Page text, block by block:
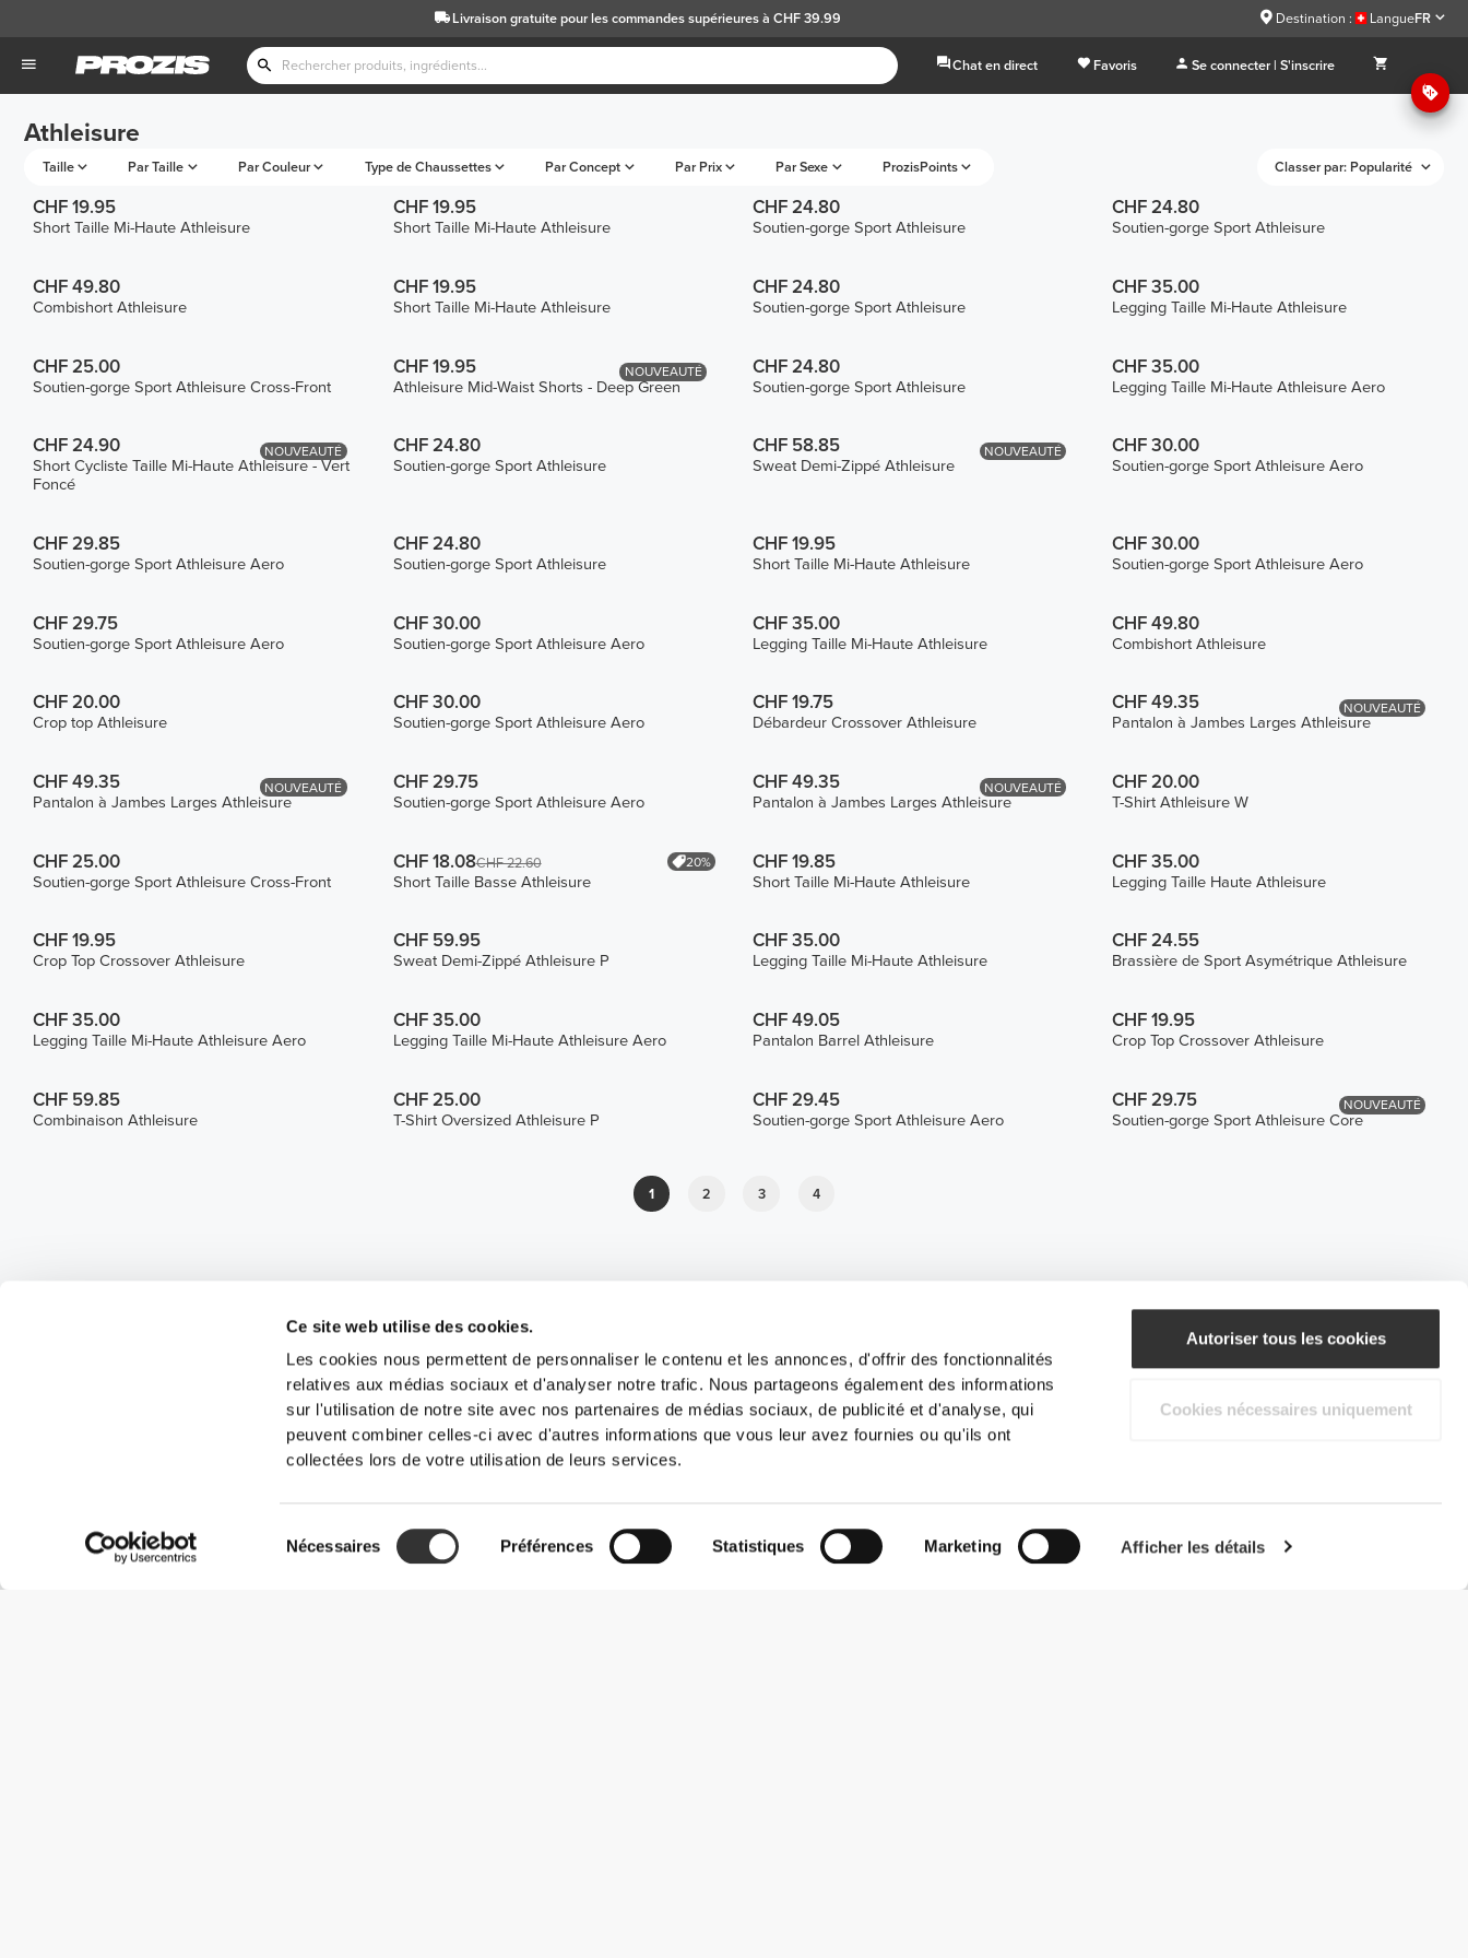
Ce site web utilise des cookies.
Les cookies nous permettent de personnaliser le contenu et les annonces, d'offrir des fonctionnalités
relatives aux médias sociaux et d'analyser notre trafic. Nous partageons également des informations
sur l'utilisation de notre site avec nos partenaires de médias sociaux, de publicité et d'analyse, qui
peuvent combiner celles-ci avec d'autres informations que vous leur avez fournies ou qu'ils ont
collectées lors de votre utilisation de leurs services.
du
Nécessaires Préférences Statistiques Marketing Afficher les détails
Autoriser tous les cookies
Cookies nécessaires uniquement
Livraison gratuitepour les commandes supérieures à CHF 39.99 Destination : LangueFR
Chat en direct Favoris Se connecter | S'inscrire
Athleisure
Taille Par Taille Par Couleur Type de Chaussettes Par Concept Par Prix Par Sexe ProzisPoints Classer par: Popularité
CHF 19.95
Short Taille Mi-Haute Athleisure
CHF 19.95
Short Taille Mi-Haute Athleisure
CHF 24.80
Soutien-gorge Sport Athleisure
CHF 24.80
Soutien-gorge Sport Athleisure
CHF 49.80
Combishort Athleisure
CHF 19.95
Short Taille Mi-Haute Athleisure
CHF 24.80
Soutien-gorge Sport Athleisure
CHF 35.00
Legging Taille Mi-Haute Athleisure
CHF 25.00
Soutien-gorge Sport Athleisure Cross-Front
NOUVEAUTÉ
CHF 19.95
Athleisure Mid-Waist Shorts - Deep Green
CHF 24.80
Soutien-gorge Sport Athleisure
CHF 35.00
Legging Taille Mi-Haute Athleisure Aero
NOUVEAUTÉ
CHF 24.90
Short Cycliste Taille Mi-Haute Athleisure - Vert
Foncé
CHF 24.80
Soutien-gorge Sport Athleisure
NOUVEAUTÉ
CHF 58.85
Sweat Demi-Zippé Athleisure
CHF 30.00
Soutien-gorge Sport Athleisure Aero
CHF 29.85
Soutien-gorge Sport Athleisure Aero
CHF 24.80
Soutien-gorge Sport Athleisure
CHF 19.95
Short Taille Mi-Haute Athleisure
CHF 30.00
Soutien-gorge Sport Athleisure Aero
CHF 29.75
Soutien-gorge Sport Athleisure Aero
CHF 30.00
Soutien-gorge Sport Athleisure Aero
CHF 35.00
Legging Taille Mi-Haute Athleisure
CHF 49.80
Combishort Athleisure
CHF 20.00
Crop top Athleisure
CHF 30.00
Soutien-gorge Sport Athleisure Aero
CHF 19.75
Débardeur Crossover Athleisure
NOUVEAUTÉ
CHF 49.35
Pantalon à Jambes Larges Athleisure
NOUVEAUTÉ
CHF 49.35
Pantalon à Jambes Larges Athleisure
CHF 29.75
Soutien-gorge Sport Athleisure Aero
NOUVEAUTÉ
CHF 49.35
Pantalon à Jambes Larges Athleisure
CHF 20.00
T-Shirt Athleisure W
CHF 25.00
Soutien-gorge Sport Athleisure Cross-Front
CHF 18.08CHF 22.60 20%
Short Taille Basse Athleisure
CHF 19.85
Short Taille Mi-Haute Athleisure
CHF 35.00
Legging Taille Haute Athleisure
CHF 19.95
Crop Top Crossover Athleisure
CHF 59.95
Sweat Demi-Zippé Athleisure P
CHF 35.00
Legging Taille Mi-Haute Athleisure
CHF 24.55
Brassière de Sport Asymétrique Athleisure
CHF 35.00
Legging Taille Mi-Haute Athleisure Aero
CHF 35.00
Legging Taille Mi-Haute Athleisure Aero
CHF 49.05
Pantalon Barrel Athleisure
CHF 19.95
Crop Top Crossover Athleisure
CHF 59.85
Combinaison Athleisure
CHF 25.00
T-Shirt Oversized Athleisure P
CHF 29.45
Soutien-gorge Sport Athleisure Aero
NOUVEAUTÉ
CHF 29.75
Soutien-gorge Sport Athleisure Core
1 2 3 4